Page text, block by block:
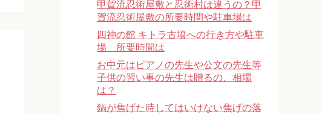
甲賀流忍術屋敷と忍術村は違うの？甲
賀流忍術屋敷の所要時間や駐車場は
四神の館 キトラ古墳への行き方や駐車
場 所要時間は
お中元はピアノの先生や公文の先生等
子供の習い事の先生は贈るの、相場
は？
鍋が焦げた時してはいけない焦げの落